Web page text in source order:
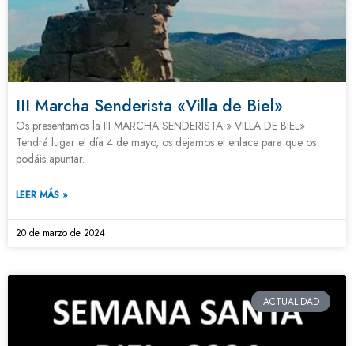
III Marcha Senderista «Villa de Biel»
Os presentamos la III MARCHA SENDERISTA » VILLA DE BIEL»
Tendrá lugar el día 4 de mayo, os dejamos el enlace para que os
podáis apuntar.
LEER MÁS »
20 de marzo de 2024
ACTUALIDAD